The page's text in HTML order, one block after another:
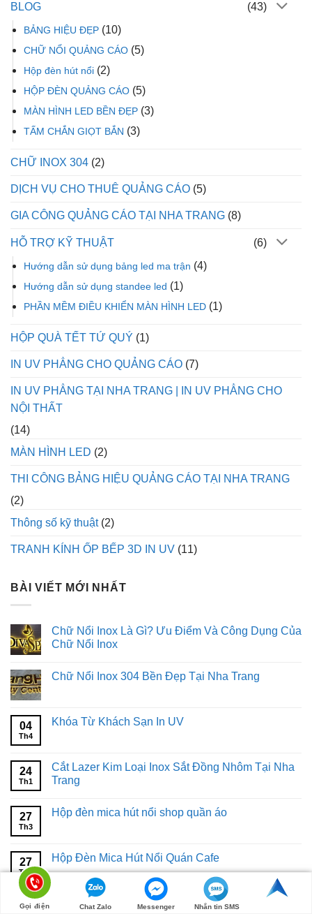
BLOG (43)
BẢNG HIỆU ĐẸP (10)
CHỮ NỔI QUẢNG CÁO (5)
Hộp đèn hút nổi (2)
HỘP ĐÈN QUẢNG CÁO (5)
MÀN HÌNH LED BỀN ĐẸP (3)
TẤM CHẮN GIỌT BẮN (3)
CHỮ INOX 304 (2)
DỊCH VỤ CHO THUÊ QUẢNG CÁO (5)
GIA CÔNG QUẢNG CÁO TẠI NHA TRANG (8)
HỖ TRỢ KỸ THUẬT (6)
Hướng dẫn sử dụng bảng led ma trận (4)
Hướng dẫn sử dụng standee led (1)
PHẦN MỀM ĐIỀU KHIỂN MÀN HÌNH LED (1)
HỘP QUÀ TẾT TỨ QUÝ (1)
IN UV PHẲNG CHO QUẢNG CÁO (7)
IN UV PHẲNG TẠI NHA TRANG | IN UV PHẲNG CHO
NỘI THẤT
(14)
MÀN HÌNH LED (2)
THI CÔNG BẢNG HIỆU QUẢNG CÁO TẠI NHA TRANG
(2)
Thông số kỹ thuật(2)
TRANH KÍNH ỐP BẾP 3D IN UV (11)
BÀI VIẾT MỚI NHẤT
Chữ Nổi Inox Là Gì? Ưu Điểm Và Công Dụng Của
Chữ Nổi Inox
bình
Inox
Và
Công
Dụng
Nổi
Chữ Nổi Inox 304 Bền Đẹp Tại Nha Trang
luận
ở
304
Bền
Đẹp
Trang
04
Th4
Khóa Từ Khách Sạn In UV
luận
ở
Khóa
Sạn
In
24
Th1
Cắt Lazer Kim Loại Inox Sắt Đồng Nhôm Tại Nha
Trang
bình
Kim
Sắt
27
Th3
Hộp đèn mica hút nổi shop quần áo
luận
ở
Hộp
đèn
mica
27
Th3
Hộp Đèn Mica Hút Nổi Quán Cafe
Không
In UV Lên Backlit film
Gọi điện Chat Zalo Messenger Nhắn tin SMS